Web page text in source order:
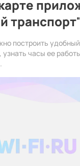
построить
часы ее